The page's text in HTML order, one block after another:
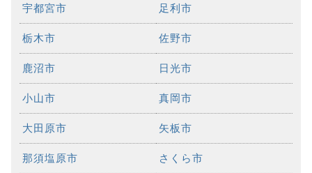
宇都宮市 足利市
栃木市 佐野市
鹿沼市 日光市
小山市 真岡市
大田原市 矢板市
那須塩原市 さくら市